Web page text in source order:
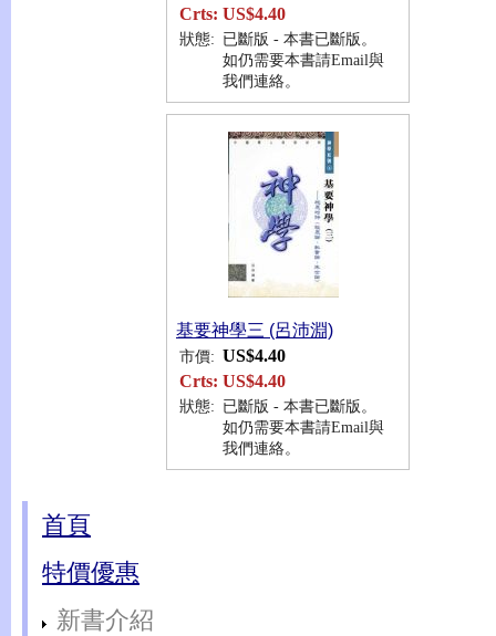
Crts: US$4.40
狀態: 已斷版 - 本書已斷版。
如仍需要本書請Email與
我們連絡。
基要神學三 (呂沛淵)
市價: US$4.40
Crts: US$4.40
狀態: 已斷版 - 本書已斷版。
如仍需要本書請Email與
我們連絡。
首頁
特價優惠
新書介紹